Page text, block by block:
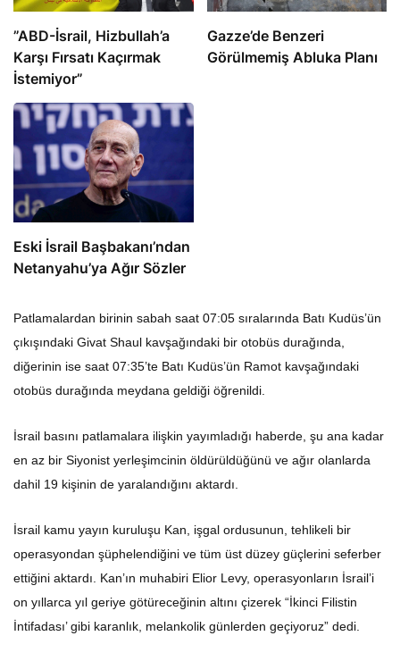
​​​​​​​”ABD-İsrail, Hizbullah’a
Karşı Fırsatı Kaçırmak
İstemiyor”
​​​​​​​Gazze’de Benzeri
Görülmemiş Abluka Planı
Eski İsrail Başbakanı’ndan
Netanyahu’ya Ağır Sözler
Patlamalardan birinin sabah saat 07:05 sıralarında Batı Kudüs’ün
çıkışındaki Givat Shaul kavşağındaki bir otobüs durağında,
diğerinin ise saat 07:35’te Batı Kudüs’ün Ramot kavşağındaki
otobüs durağında meydana geldiği öğrenildi.
İsrail basını patlamalara ilişkin yayımladığı haberde, şu ana kadar
en az bir Siyonist yerleşimcinin öldürüldüğünü ve ağır olanlarda
dahil 19 kişinin de yaralandığını aktardı.
İsrail kamu yayın kuruluşu Kan, işgal ordusunun, tehlikeli bir
operasyondan şüphelendiğini ve tüm üst düzey güçlerini seferber
ettiğini aktardı. Kan’ın muhabiri Elior Levy, operasyonların İsrail’i
on yıllarca yıl geriye götüreceğinin altını çizerek “İkinci Filistin
İntifadası’ gibi karanlık, melankolik günlerden geçiyoruz” dedi.